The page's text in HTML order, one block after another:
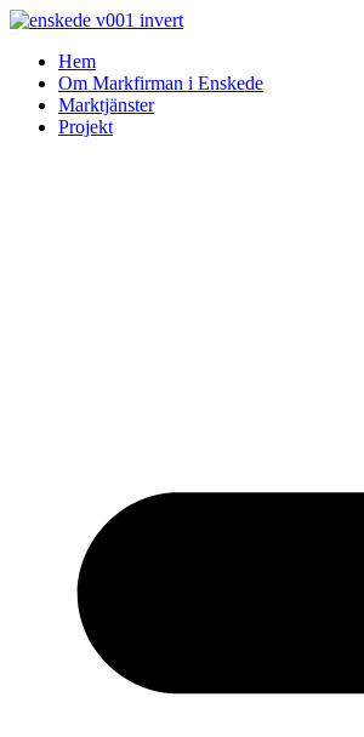
Skip
contentHem
Om Markfirman i Enskede
Marktjänster
Projekt